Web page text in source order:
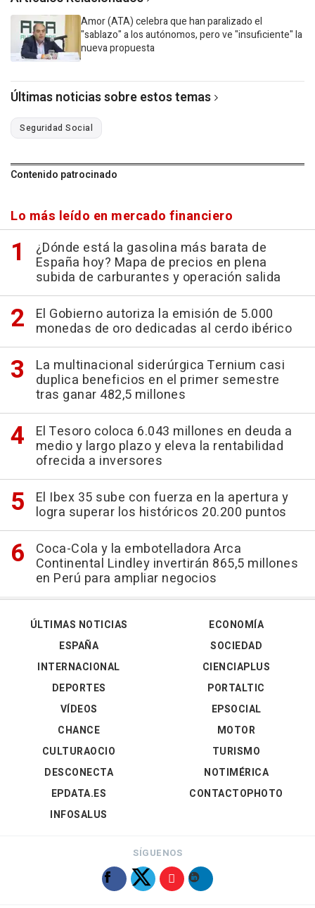
Amor (ATA) celebra que han paralizado el
"sablazo" a los autónomos, pero ve "insuficiente" la
nueva propuesta
Últimas noticias sobre estos temas
Seguridad Social
Contenido patrocinado
Lo más leído en mercado financiero
¿Dónde está la gasolina más barata de
España hoy? Mapa de precios en plena
subida de carburantes y operación salida
El Gobierno autoriza la emisión de 5.000
monedas de oro dedicadas al cerdo ibérico
La multinacional siderúrgica Ternium casi
duplica beneficios en el primer semestre
tras ganar 482,5 millones
El Tesoro coloca 6.043 millones en deuda a
medio y largo plazo y eleva la rentabilidad
ofrecida a inversores
El Ibex 35 sube con fuerza en la apertura y
logra superar los históricos 20.200 puntos
Coca-Cola y la embotelladora Arca
Continental Lindley invertirán 865,5 millones
en Perú para ampliar negocios
ÚLTIMAS NOTICIAS
ESPAÑA
INTERNACIONAL
DEPORTES
VÍDEOS
ECONOMÍA
SOCIEDAD
CIENCIAPLUS
PORTALTIC
EPSOCIAL
CHANCE
CULTURAOCIO
DESCONECTA
EPDATA.ES
INFOSALUS
MOTOR
TURISMO
NOTIMÉRICA
CONTACTOPHOTO
SÍGUENOS